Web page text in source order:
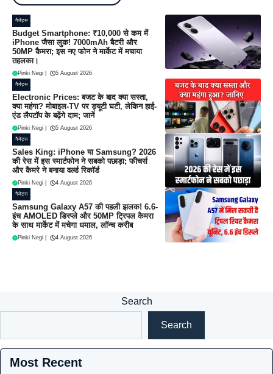
गैजेट्स
Budget Smartphone: ₹10,000 से कम में
iPhone जैसा लुक! 7000mAh बैटरी और
50MP कैमरा; इस नए फोन ने मार्केट में मचाया
तहलका।
Pinki Negi 5 August 2026
गैजेट्स
Electronic Prices: बजट के बाद क्या सस्ता,
क्या महंगा? मोबाइल-TV पर ड्यूटी घटी, लेकिन हाई-
एंड लैपटॉप के बढ़ेंगे दाम; जानें
Pinki Negi 5 August 2026
गैजेट्स
Sales King: iPhone या Samsung? 2026
की रेस में इस स्मार्टफोन ने सबको पछाड़ा; फीचर्स
और कैमरे ने बनाया वर्ल्ड रिकॉर्ड
Pinki Negi 4 August 2026
गैजेट्स
Samsung Galaxy A57 की पहली झलक! 6.6-
इंच AMOLED डिस्प्ले और 50MP ट्रिपल कैमरा
के साथ मार्केट में मचेगा धमाल, लॉन्च करीब
Pinki Negi 4 August 2026
Search
Search
Most Recent